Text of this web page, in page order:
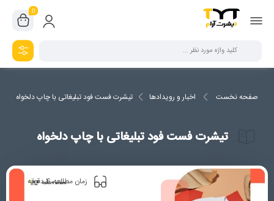
0
صفحه نخست اخبار و رویدادها تیشرت فست فود تبلیغاتی با چاپ دلخواه
تیشرت فست فود تبلیغاتی با چاپ دلخواه
زمان مطالعه 4دقیقه